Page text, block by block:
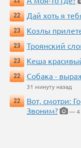
22
Дай хоть я
23
Козлы
23
Троянский
23
Кеша
22
Собака -
31 минуту назад
22
Вот, смотри:
Звоним?
— 4